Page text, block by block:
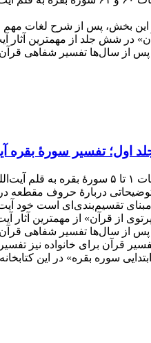
این بخش، پس از شرح لغات مهم
در شش جلد از مهمترین آثار
شفاهی قرآن بر منبر و در جلسات مختلف، از سال ۱۳۴۱
اول؛ تفسیر سورۀ بقره آیات ۱
مبنای تقسیم‌بندی‌ای است خود
از قرآن» از مهمترین آثار
سوره بقره» در این